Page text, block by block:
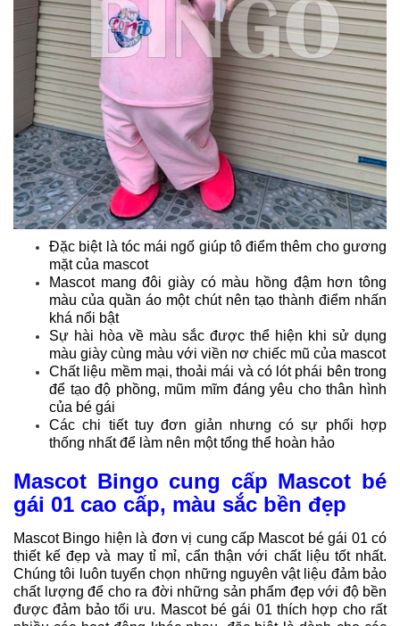
Đặc biệt là tóc mái ngố giúp tô điểm thêm cho gương
mặt của mascot
Mascot mang đôi giày có màu hồng đậm hơn tông
màu của quần áo một chút nên tạo thành điểm nhấn
khá nổi bật
Sự hài hòa về màu sắc được thể hiện khi sử dụng
màu giày cùng màu với viền nơ chiếc mũ của mascot
Chất liệu mềm mại, thoải mái và có lót phái bên trong
để tạo độ phồng, mũm mĩm đáng yêu cho thân hình
của bé gái
Các chi tiết tuy đơn giản nhưng có sự phối hợp
thống nhất để làm nên một tổng thể hoàn hảo
Mascot Bingo cung cấp Mascot bé
gái 01 cao cấp, màu sắc bền đẹp
Mascot Bingo hiện là đơn vị cung cấp Mascot bé gái 01 có
thiết kế đẹp và may tỉ mỉ, cẩn thận với chất liệu tốt nhất.
Chúng tôi luôn tuyển chọn những nguyên vật liệu đảm bảo
chất lượng để cho ra đời những sản phẩm đẹp với độ bền
được đảm bảo tối ưu. Mascot bé gái 01 thích hợp cho rất